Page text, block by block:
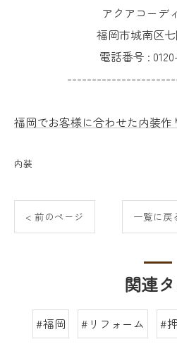
アクアコーデ
福岡市城南区
電話番号 :
福岡でお客様に合わせた内装作
内装
< 前のページ 一覧に戻
関連
#福岡 #リフォーム #